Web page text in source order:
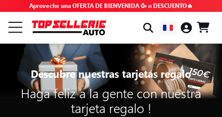
Aproveche una OFERTA DE BIENVENIDA 🥳 o DESCUENTO🔥
POR MARCA Y MODELO
TODOS LOS PRODUCTOS
OFERTAS ESPECIALES
Descubre nuestras tarjetas regalo
Haga feliz a la gente con nuestra
tarjeta regalo !